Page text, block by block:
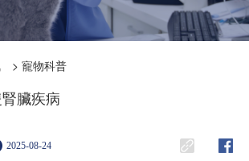
> 寵物科普
臟疾病
2025-08-24